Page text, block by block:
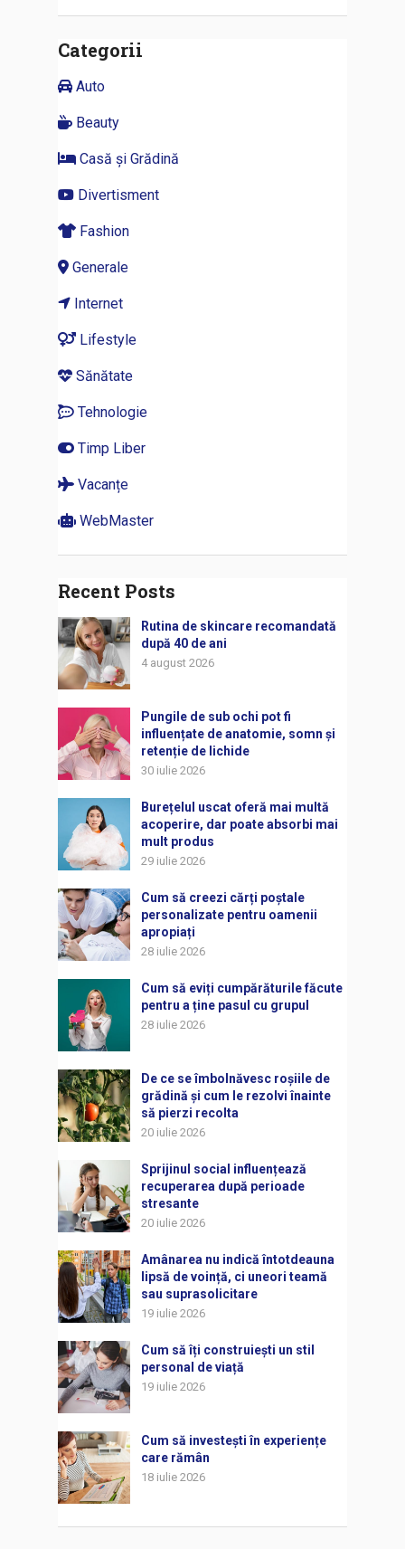
Categorii
Auto
Beauty
Casă și Grădină
Divertisment
Fashion
Generale
Internet
Lifestyle
Sănătate
Tehnologie
Timp Liber
Vacanțe
WebMaster
Recent Posts
Rutina de skincare recomandată
după 40 de ani
4 august 2026
Pungile de sub ochi pot fi
influențate de anatomie, somn și
retenție de lichide
30 iulie 2026
Burețelul uscat oferă mai multă
acoperire, dar poate absorbi mai
mult produs
29 iulie 2026
Cum să creezi cărți poștale
personalizate pentru oamenii
apropiați
28 iulie 2026
Cum să eviți cumpărăturile făcute
pentru a ține pasul cu grupul
28 iulie 2026
De ce se îmbolnăvesc roșiile de
grădină și cum le rezolvi înainte
să pierzi recolta
20 iulie 2026
Sprijinul social influențează
recuperarea după perioade
stresante
20 iulie 2026
Amânarea nu indică întotdeauna
lipsă de voință, ci uneori teamă
sau suprasolicitare
19 iulie 2026
Cum să îți construiești un stil
personal de viață
19 iulie 2026
Cum să investești în experiențe
care rămân
18 iulie 2026